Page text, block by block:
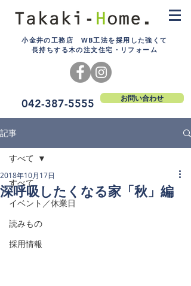
小金井の工務店 WB工法を採用した強くて
長持ちする木の注文住宅・リフォーム
042-387-5555 お問い合わせ
記事
すべて
イベント／休業日
読みもの
採用情報
すべて
深呼吸したくなる家「秋」編
2018年10月17日